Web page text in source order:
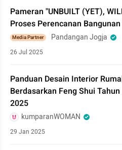
Pameran "UNBUILT (YET),
Proses Perencanan
Media Partner Pandangan Jogja
26 Jul 2025
Panduan Desain Interior
Berdasarkan Feng Shui
2025
kumparanWOMAN
29 Jan 2025